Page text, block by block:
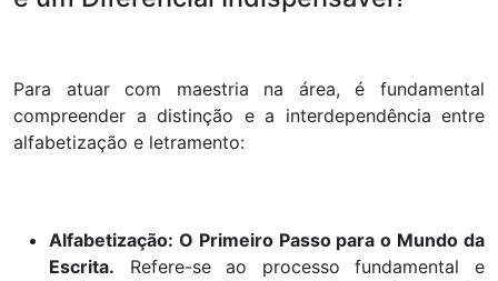
Para atuar com maestria na área, é fundamental
compreender a distinção e a interdependência entre
alfabetização e letramento:
Alfabetização: O Primeiro Passo para o Mundo da
Escrita. Refere-se ao processo fundamental e